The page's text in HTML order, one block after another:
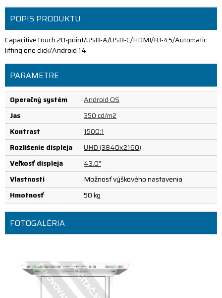
POPIS PRODUKTU
CapacitiveTouch 20-point/USB-A/USB-C/HDMI/RJ-45/Automatic
lifting one click/Android 14
PARAMETRE
Operačný systém
Android OS
Jas
350 cd/m2
Kontrast
1500:1
Rozlíšenie displeja
UHD (3840x2160)
Veľkosť displeja
43.0"
Vlastnosti
Možnosť výškového nastavenia
Hmotnosť
50 kg
FOTOGALÉRIA